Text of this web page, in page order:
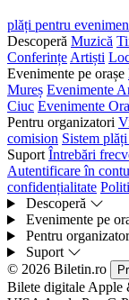
plăți pentru
Descoperă Muzică
Conferințe Artiști
Evenimente pe orașe
Mureș Evenimente
Ciuc Evenimente
Pentru organizatori
comision Sistem
Suport Întrebări
Autentificare în
confidențialitate
Descoperă
Evenimente pe
Pentru
Suport
© 2026 Biletin.ro
Bilete digitale Apple